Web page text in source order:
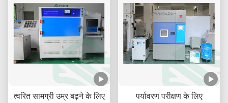
त्वरित सामग्री उम्र बढ़ने के लिए
पर्यावरण परीक्षण के लिए